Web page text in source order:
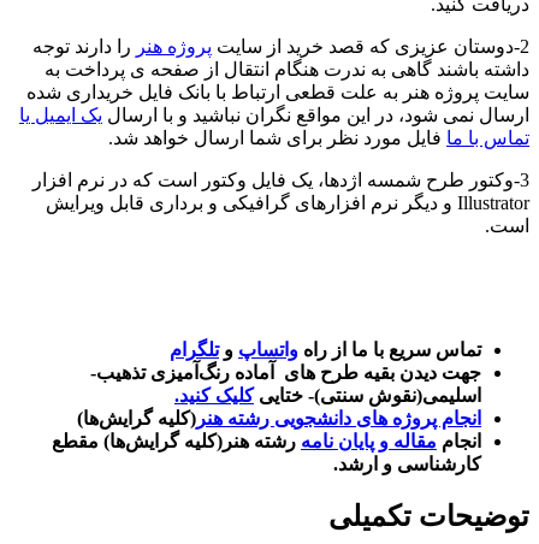
2-دوستان عزیزی که قصد خرید از سایت پروژه هنر را دارند توجه
داشته باشند گاهی به ندرت هنگام انتقال از صفحه ی پرداخت به
سایت پروژه هنر به علت قطعی ارتباط با بانک فایل خریداری شده
ارسال نمی شود، در این مواقع نگران نباشید و با ارسال یک ایمیل یا
تماس با ما فایل مورد نظر برای شما ارسال خواهد شد.
3-وکتور طرح شمسه اژدها، یک فایل وکتور است که در نرم افزار
Illustrator و دیگر نرم افزارهای گرافیکی و برداری قابل ویرایش
است.
تماس سریع با ما از راه واتساپ وتلگرام
جهت دیدن بقیه طرح های آماده رنگ‌آمیزی تذهیب-
اسلیمی(نقوش سنتی)- ختاییکلیک کنید.
انجام پروژه های دانشجویی رشته هنر (کلیه گرایش‌ها)
انجام مقاله و پایان نامه رشته هنر(کلیه گرایش‌ها) مقطع
کارشناسی و ارشد.
توضیحات تکمیلی